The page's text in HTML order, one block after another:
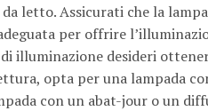
letto. Assicurati che la
per offrire
illuminazione desideri
opta per una lampada
con un abat-jour o un